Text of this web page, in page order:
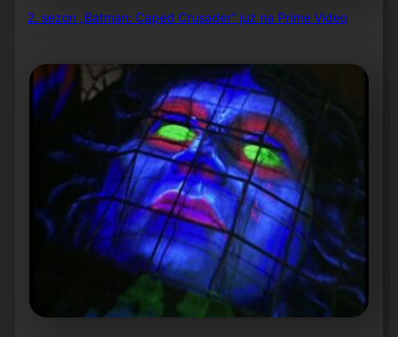
2. sezon „Batman: Caped Crusader” już na Prime Video